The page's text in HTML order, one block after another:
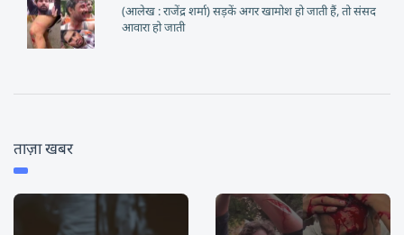
(आलेख : राजेंद्र शर्मा) सड़कें अगर खामोश हो जाती हैं, तो संसद
आवारा हो जाती
ताज़ा खबर